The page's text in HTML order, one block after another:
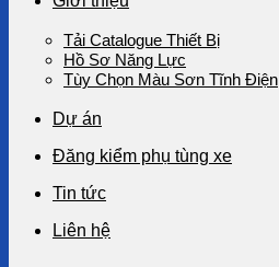
Tải Catalogue Thiết Bị
Hồ Sơ Năng Lực
Tùy Chọn Màu Sơn Tĩnh Điện
Dự án
Đăng kiểm phụ tùng xe
Tin tức
Liên hệ